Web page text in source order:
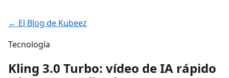
← El Blog de Kubeez
Tecnología
Kling 3.0 Turbo: vídeo de IA rápido